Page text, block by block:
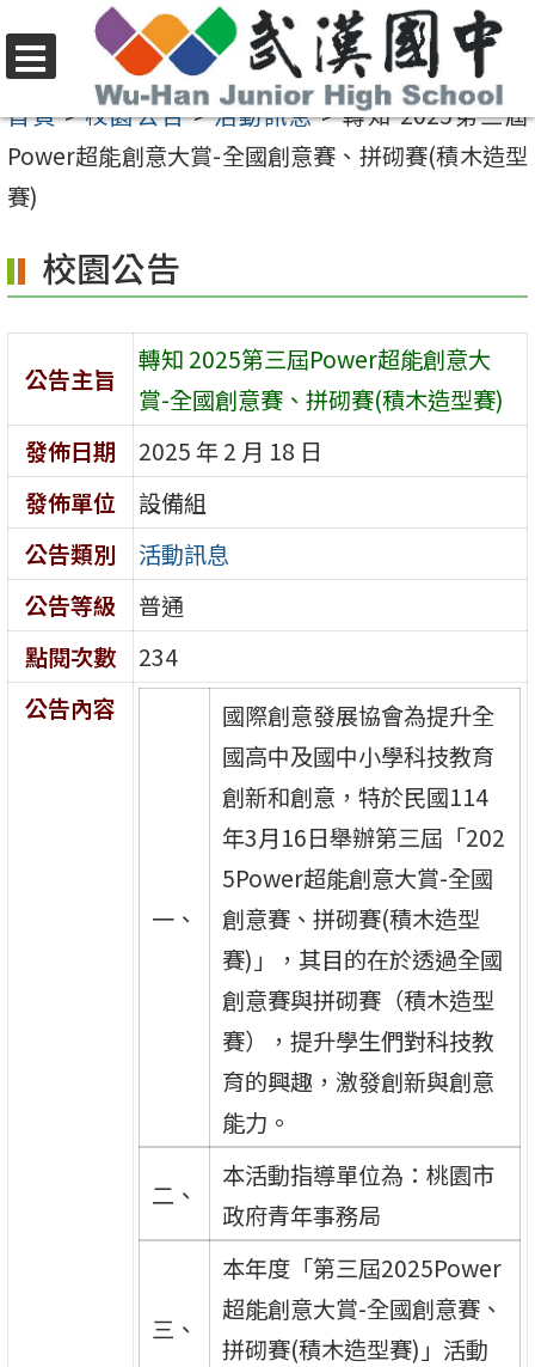
至
要
內
區
選
單
首頁>校園公告>活動訊息>轉知 2025第三屆
Power超能創意大賞-全國創意賽、拼砌賽(積木造型
賽)
校園公告
公告主旨
轉知 2025第三屆Power超能創意大
賞-全國創意賽、拼砌賽(積木造型賽)
發佈日期
2025 年 2 月 18 日
發佈單位
設備組
公告類別
活動訊息
公告等級
普通
點閱次數
234
公告內容
一、
國際創意發展協會為提升全
國高中及國中小學科技教育
創新和創意，特於民國114
年3月16日舉辦第三屆「202
5Power超能創意大賞-全國
創意賽、拼砌賽(積木造型
賽)」，其目的在於透過全國
創意賽與拼砌賽（積木造型
賽），提升學生們對科技教
育的興趣，激發創新與創意
能力。
二、
本活動指導單位為：桃園市
政府青年事務局
三、
本年度「第三屆2025Power
超能創意大賞-全國創意賽、
拼砌賽(積木造型賽)」活動